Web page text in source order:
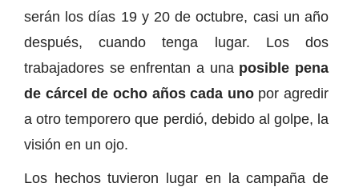
serán los días 19 y 20 de octubre, casi un año
después, cuando tenga lugar. Los dos
trabajadores se enfrentan a una posible pena
de cárcel de ocho años cada unopor agredir
a otro temporero que perdió, debido al golpe, la
visión en un ojo.
Los hechos tuvieron lugar en la campaña de